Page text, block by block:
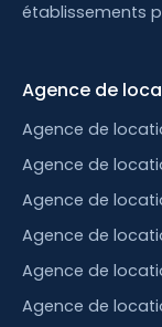
établissements
Agence de
Agence de
Agence de
Agence de
Agence de
Agence de
Agence de